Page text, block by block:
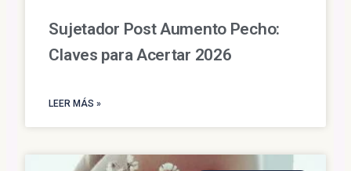
Sujetador Post Aumento Pecho:
Claves para Acertar 2026
LEER MÁS »